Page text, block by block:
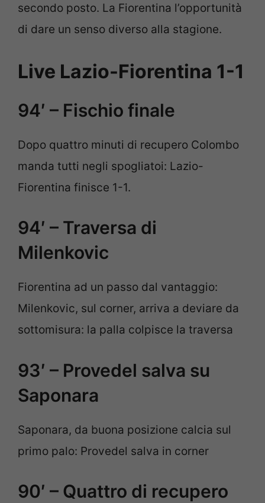
secondo posto. La Fiorentina l’opportunità
di dare un senso diverso alla stagione.
Live Lazio-Fiorentina 1-1
94′ – Fischio finale
Dopo quattro minuti di recupero Colombo
manda tutti negli spogliatoi: Lazio-
Fiorentina finisce 1-1.
94′ – Traversa di
Milenkovic
Fiorentina ad un passo dal vantaggio:
Milenkovic, sul corner, arriva a deviare da
sottomisura: la palla colpisce la traversa
93′ – Provedel salva su
Saponara
Saponara, da buona posizione calcia sul
primo palo: Provedel salva in corner
90′ – Quattro di recupero